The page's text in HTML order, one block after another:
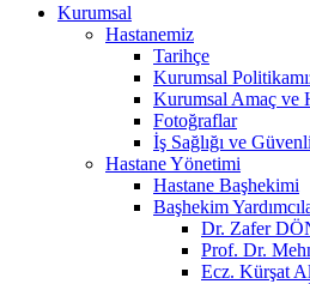
Kurumsal
Hastanemiz
Tarihçe
Kurumsal
Kurumsal Amaç ve
Fotoğraflar
İş Sağlığı ve
Hastane Yönetimi
Hastane Başhekimi
Başhekim
Dr. Zafer
Prof. Dr.
Ecz. Kürşat